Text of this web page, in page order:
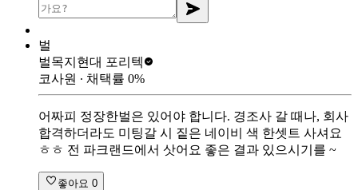
벌
벌목지 현대 포리텍
코사원 ∙ 채택률 0%
어짜피 정장한벌은 있어야 합니다. 경조사 갈 때나, 회사
합격하더라도 미팅갈 시 짙은 네이비 색 한셋트 사셔요
ㅎㅎ 전 파크랜드에서 삿어요 좋은 결과 있으시기를 ~
좋아요 0